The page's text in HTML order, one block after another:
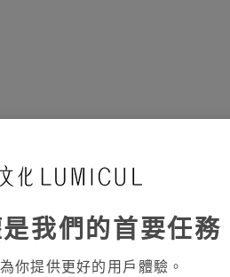
我們的首要任務
你提供更好的用戶體驗。